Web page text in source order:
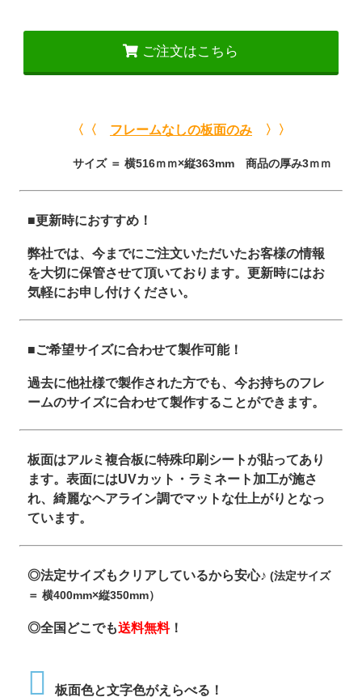
ご注文はこちら
〈〈 フレームなしの板面のみ〉〉
サイズ ＝ 横516ｍｍ×縦363mm 商品の厚み3ｍｍ
■更新時におすすめ！
弊社では、今までにご注文いただいたお客様の情報
を大切に保管させて頂いております。更新時にはお
気軽にお申し付けください。
■ご希望サイズに合わせて製作可能！
過去に他社様で製作された方でも、今お持ちのフレ
ームのサイズに合わせて製作することができます。
板面はアルミ複合板に特殊印刷シートが貼ってあり
ます。表面にはUVカット・ラミネート加工が施さ
れ、綺麗なヘアライン調でマットな仕上がりとなっ
ています。
◎法定サイズもクリアしているから安心♪(法定サイズ
＝ 横400mm×縦350mm）
◎全国どこでも送料無料！
板面色と文字色がえらべる！